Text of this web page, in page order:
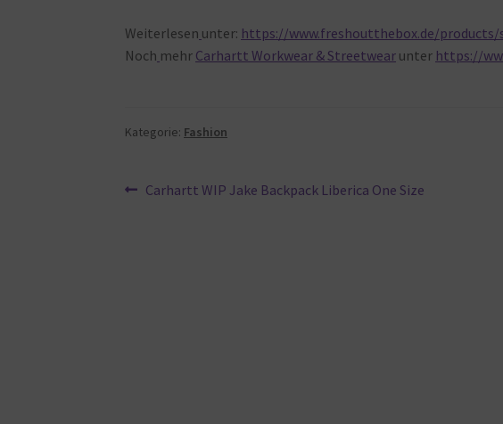
Weiterlesen unter: https://www.freshoutthebox.de/
Noch mehr Carhartt Workwear & Streetwear unter https://
Kategorie: Fashion
Beitragsnavigation
Vorheriger
Carhartt WIP Jake Backpack Liberica One Size